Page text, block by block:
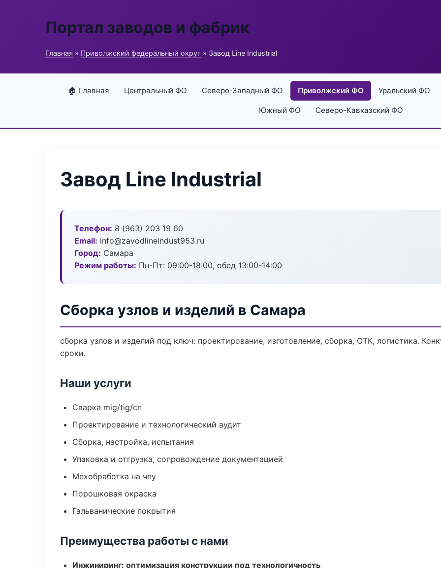
Портал заводов и фабрик
Главная » Приволжский федеральный округ » Завод Line Industrial
🏠 Главная Центральный ФО Северо-Западный ФО Приволжский ФО Уральский ФО
Южный ФО Северо-Кавказский ФО
Завод Line Industrial
Телефон: 8 (963) 203 19 60
Email: info@zavodlineindust953.ru
Город: Самара
Режим работы: Пн-Пт: 09:00-18:00, обед 13:00-14:00
Сборка узлов и изделий в Самара
сборка узлов и изделий под ключ: проектирование, изготовление, сборка, ОТК, логистика.
сроки.
Наши услуги
Сварка mig/tig/сп
Проектирование и технологический аудит
Сборка, настройка, испытания
Упаковка и отгрузка, сопровождение документацией
Мехобработка на чпу
Порошковая окраска
Гальванические покрытия
Преимущества работы с нами
Инжиниринг: оптимизация конструкции под технологичность